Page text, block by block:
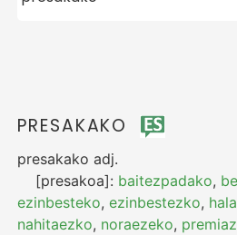
PRESAKAKO
presakako adj.
[presakoa]: baitezpadako,
ezinbesteko,ezinbestezko,
nahitaezko, noraezeko,